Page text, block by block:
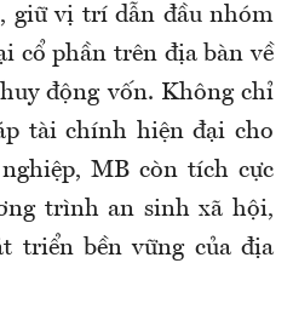
giữ vị trí dẫn đầu nhóm
cổ phần trên địa bàn về
động vốn. Không chỉ
tài chính hiện đại cho
MB còn tích cực
trình an sinh xã hội,
triển bền vững của địa